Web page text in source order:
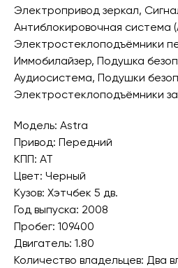
Электропривод зеркал,
Антиблокировочная система
Электростеклоподъёмники
Иммобилайзер, Подушка
Аудиосистема, Подушки
Электростеклоподъёмники
Модель: Astra
Привод: Передний
КПП: AT
Цвет: Черный
Кузов: Хэтчбек 5 дв.
Год выпуска: 2008
Пробег: 109400
Двигатель: 1.80
Количество владельцев: Два